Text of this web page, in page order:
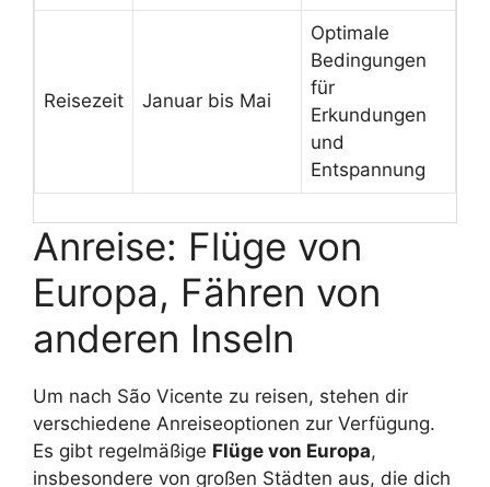
Reisezeit Januar bis Mai
Optimale
Bedingungen
für
Erkundungen
und
Entspannung
Anreise: Flüge von
Europa, Fähren von
anderen Inseln
Um nach São Vicente zu reisen, stehen dir
verschiedene Anreiseoptionen zur Verfügung.
Es gibt regelmäßige Flüge von Europa,
insbesondere von großen Städten aus, die dich